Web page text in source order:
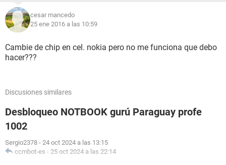
cesar mancedo
25 ene 2016 a las 10:59
Cambie de chip en cel. nokia pero no me funciona que debo
hacer???
Discusiones similares
Desbloqueo NOTBOOK gurú Paraguay profe
1002
Sergio2378 - 24 oct 2024 a las 13:15
ccmbot-es - 25 oct 2024 a las 22:14